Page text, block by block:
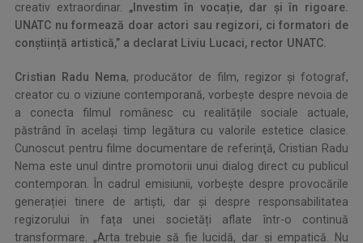
creativ extraordinar. „Investim în vocație, dar și în rigoare.
UNATC nu formează doar actori sau regizori, ci formatori de
conștiință artistică,” a declarat Liviu Lucaci, rector UNATC.
Cristian Radu Nema, producător de film, regizor şi fotograf,
creator cu o viziune contemporană, vorbeşte despre nevoia de
a conecta filmul românesc cu realitățile sociale actuale,
păstrând în același timp legătura cu valorile estetice clasice.
Cunoscut pentru filme documentare de referinţă, Cristian Radu
Nema este unul dintre promotorii unui dialog direct cu publicul
contemporan. În cadrul emisiunii, vorbeşte despre provocările
generației tinere de artiști, dar și despre responsabilitatea
regizorului în fața unei societăți aflate într-o continuă
transformare. „Arta trebuie să fie lucidă, dar și empatică. Nu